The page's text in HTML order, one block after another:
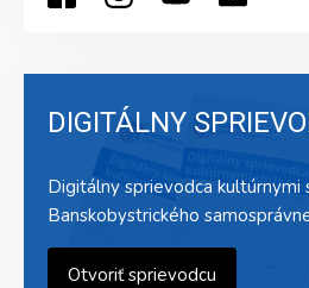
DIGITÁLNY
Digitálny sprievodca kultúrnymi
Banskobystrického
Otvoriť sprievodcu